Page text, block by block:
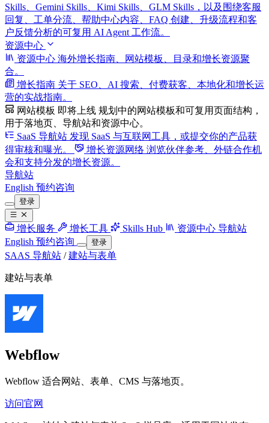
Skills、Gemini Skills、Kimi Skills、GLM Skills，以及围绕客服
回复、工单分流、帮助中心内容、FAQ 创建、升级流程和客
户反馈分析的可复用 AI Agent 工作流。
资源中心
资源中心 海外增长指南、网站模板、目录和增长资源聚
合。
增长指南 关于 SEO、AI 搜索、付费获客、本地化和增长运
营的实战指南。
网站模板 即将上线 规划中的网站模板和可复用页面结构，
用于落地页、导航站和资源中心。
SaaS 导航站 发现 SaaS 与互联网工具，或提交你的产品获
得审核和曝光。
增长资源网络 浏览伙伴参考、外链合作机
会和支持分发的增长资源。
导航站
English 预约咨询
登录
增长服务 增长工具 Skills Hub 资源中心 导航站
English 预约咨询 登录
SAAS 导航站 / 建站与表单
建站与表单
Webflow
Webflow 适合网站、表单、CMS 与落地页。
访问官网